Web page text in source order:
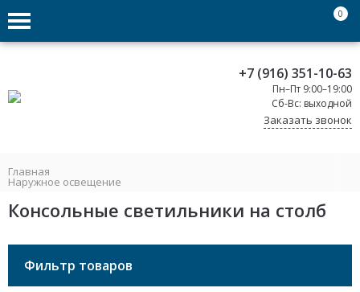
0
+7 (916) 351-10-63
Пн–Пт 9:00–19:00
Сб-Вс: выходной
Заказать звонок
Главная
Наружное освещение
Консольные светильники на столб
Фильтр товаров